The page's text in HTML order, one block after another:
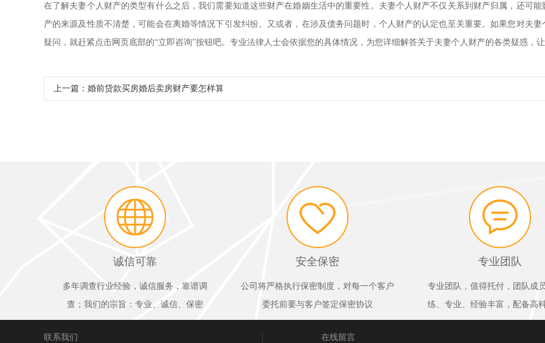
在了解夫妻个人财产的类型有什么之后，我们需要知道这些财产在婚姻生活中的重要性。夫妻个人财产不仅关系到财产归属，还可
产的来源及性质不清楚，可能会在离婚等情况下引发纠纷。又或者，在涉及债务问题时，个人财产的认定也至关重要。如果您对夫
疑问，就赶紧点击网页底部的“立即咨询”按钮吧。专业法律人士会依据您的具体情况，为您详细解答关于夫妻个人财产的各类疑惑，
上一篇： 婚前贷款买房婚后卖房财产要怎样算
诚信可靠
多年调查行业经验，诚信服务，靠谱调
查；我们的宗旨：专业、诚信、保密
安全保密
公司将严格执行保密制度，对每一个客户
委托前要与客户签定保密协议
专业团队
专业团队，值得托付，团队成
练、专业、经验丰富，配备高
联系我们 在线留言